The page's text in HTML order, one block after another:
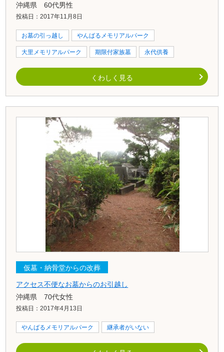
沖縄県 60代男性
投稿日：2017年11月8日
お墓の引っ越し やんばるメモリアルパーク
大里メモリアルパーク 期限付家族墓 永代供養
くわしく見る
仮墓・納骨堂からの改葬
アクセス不便なお墓からのお引越し
沖縄県 70代女性
投稿日：2017年4月13日
やんばるメモリアルパーク 継承者がいない